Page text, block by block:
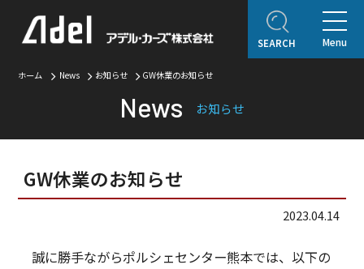
SEARCH
ホーム News お知らせ GW休業のお知らせ
News お知らせ
GW休業のお知らせ
2023.04.14
誠に勝手ながらポルシェセンター熊本では、以下の
Menu
ホーム
企業情報
ご挨拶会社概要Adel Pressアクセス
アフターサービス
オリジナルコンテンツ